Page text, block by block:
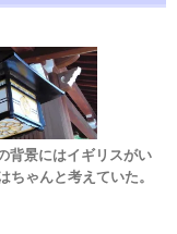
背景にはイギリスがい
ちゃんと考えていた。